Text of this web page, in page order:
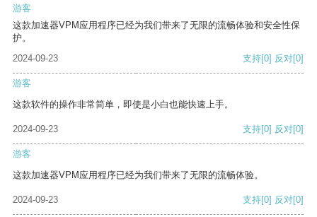
游客
这款加速器VPM应用程序已经为我们带来了无限的流畅体验和安全性保
护。
2024-09-23
支持[0] 反对[0]
游客
这款软件的操作非常简单，即使是小白也能快速上手。
2024-09-23 支持[0] 反对[0]
游客
这款加速器VPM应用程序已经为我们带来了无限的流畅体验。
2024-09-23 支持[0] 反对[0]